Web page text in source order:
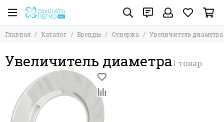
Главная Каталог Бренды Сунержа Увеличитель диаметра
Увеличитель диаметра